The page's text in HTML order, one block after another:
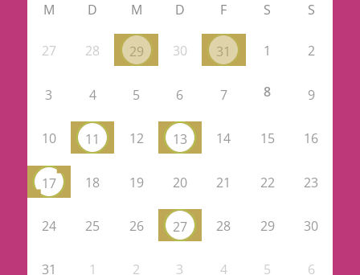
M D M D F S S
27 28 29 30 31 1 2
3 4 5 6 7 8 9
10 11 12 13 14 15 16
17 18 19 20 21 22 23
24 25 26 27 28 29 30
31 1 2 3 4 5 6